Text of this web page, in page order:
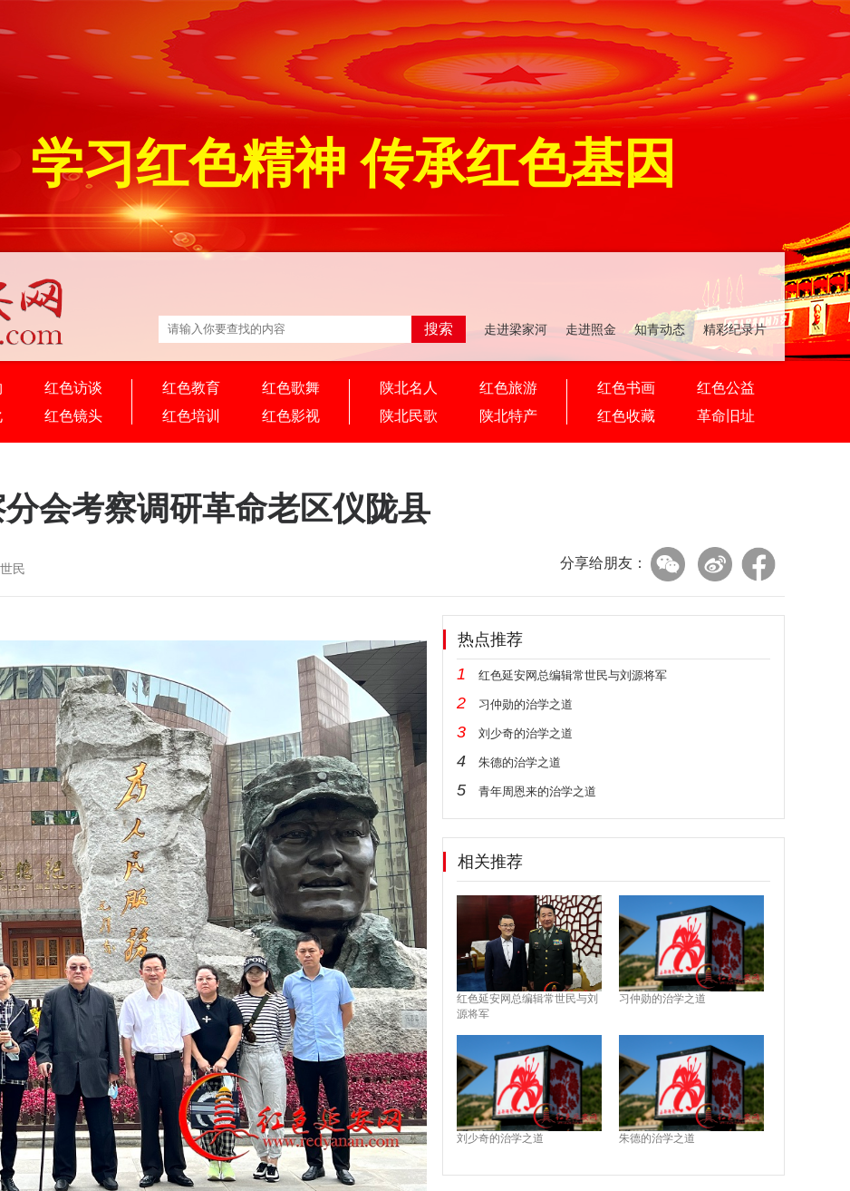
学习红色精神 传承红色基因
搜索 走进梁家河 走进照金 知青动态 精彩纪录片
红色访谈
红色镜头
红色教育
红色歌舞
红色培训
红色影视
陕北名人
红色旅游
陕北民歌
陕北特产
红色书画
红色公益
红色收藏
革命旧址
会考察调研革命老区仪陇县
分享给朋友：
民
热点推荐
1
红色延安网总编辑常世民与刘源将军
2 习仲勋的治学之道
3 刘少奇的治学之道
4 朱德的治学之道
5 青年周恩来的治学之道
相关推荐
红色延安网总编辑常世民与刘
源将军
习仲勋的治学之道
刘少奇的治学之道 朱德的治学之道